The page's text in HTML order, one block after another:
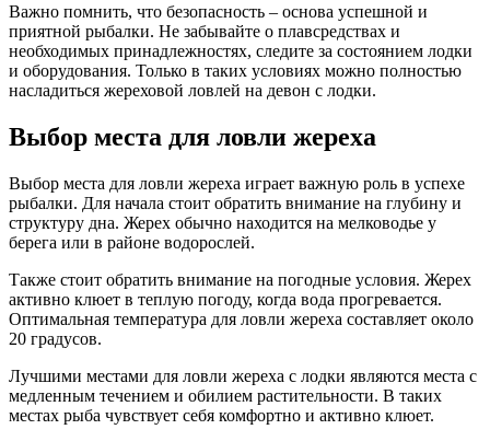
Важно помнить, что безопасность – основа успешной и
приятной рыбалки. Не забывайте о плавсредствах и
необходимых принадлежностях, следите за состоянием лодки
и оборудования. Только в таких условиях можно полностью
насладиться жереховой ловлей на девон с лодки.
Выбор места для ловли жереха
Выбор места для ловли жереха играет важную роль в успехе
рыбалки. Для начала стоит обратить внимание на глубину и
структуру дна. Жерех обычно находится на мелководье у
берега или в районе водорослей.
Также стоит обратить внимание на погодные условия. Жерех
активно клюет в теплую погоду, когда вода прогревается.
Оптимальная температура для ловли жереха составляет около
20 градусов.
Лучшими местами для ловли жереха с лодки являются места с
медленным течением и обилием растительности. В таких
местах рыба чувствует себя комфортно и активно клюет.